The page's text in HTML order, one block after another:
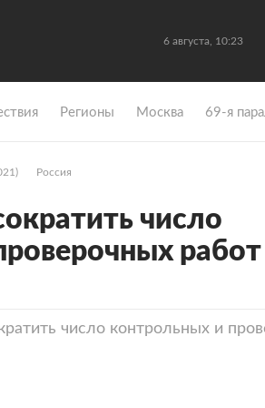
6 августа, 10:23
Регионы Москва 69-я
Россия
число
работ
число контрольных и